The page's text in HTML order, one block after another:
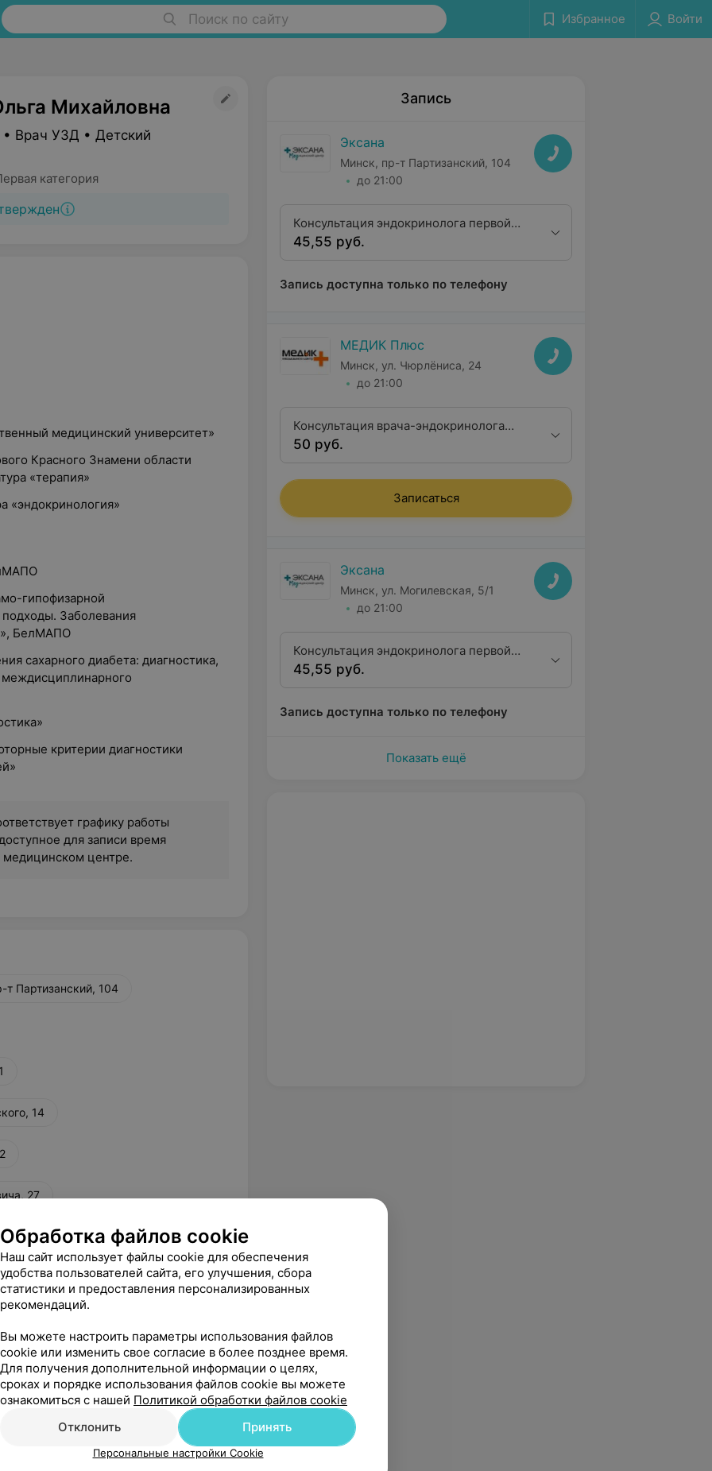
Поиск по сайту Избранное Войти
Михайловна
• Врач УЗД • Детский
категория
медицинский университет»
Красного Знамени области
«терапия»
«эндокринология»
гипофизарной
Заболевания
БелМАПО
сахарного диабета: диагностика,
междисциплинарного
критерии диагностики
графику работы
для записи время
медицинском центре.
т Партизанский, 104
14
27
Рекомендую
в медицинском центре ЭКСАНА
Пенкрат Ольга Михайловна),
най...
104
за оставленный отзыв! Мы всегда
качеством услуг и стремимся
и в дальнейшем.
Запись
Эксана
Минск, пр-т Партизанский, 104
до 21:00
Консультация эндокринолога первой
квалификационной категории
45,55 руб.
Запись доступна только по телефону
МЕДИК Плюс
Минск, ул. Чюрлёниса, 24
до 21:00
Консультация врача-эндокринолога
первой квалификационной категории
50 руб.
Записаться
Эксана
Минск, ул. Могилевская, 5/1
до 21:00
Консультация эндокринолога первой
квалификационной категории
45,55 руб.
Запись доступна только по телефону
Показать ещё
Обработка файлов cookie
Наш сайт использует файлы cookie для обеспечения
удобства пользователей сайта, его улучшения, сбора
статистики и предоставления персонализированных
рекомендаций.
Вы можете настроить параметры использования файлов
cookie или изменить свое согласие в более позднее время.
Для получения дополнительной информации о целях,
сроках и порядке использования файлов cookie вы можете
ознакомиться с нашей Политикой обработки файлов cookie
Отклонить
Принять
Персональные настройки Cookie